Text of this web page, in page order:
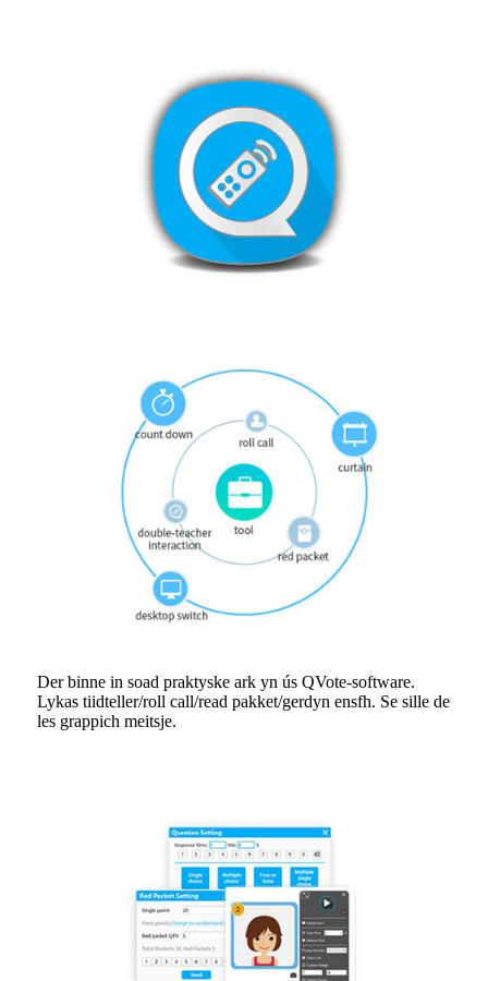
Der binne in soad praktyske ark yn ús QVote-software.
Lykas tiidteller/roll call/read pakket/gerdyn ensfh. Se sille de
les grappich meitsje.